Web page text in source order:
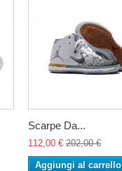
Scarpe Da...
112,00 € 202,00 €
Aggiungi al carrello